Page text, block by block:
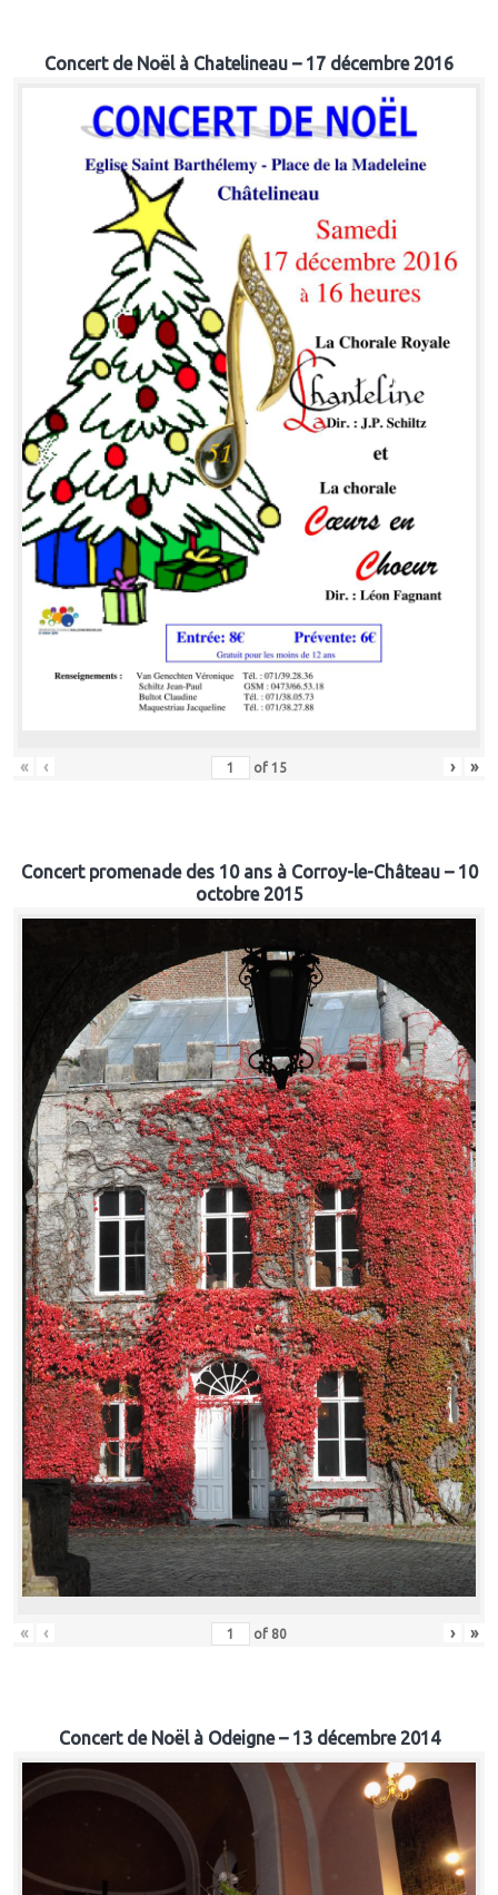
Concert de Noël à Chatelineau – 17 décembre 2016
« ‹ of 15 › »
Concert promenade des 10 ans à Corroy-le-Château – 10
octobre 2015
« ‹ of 80 › »
Concert de Noël à Odeigne – 13 décembre 2014